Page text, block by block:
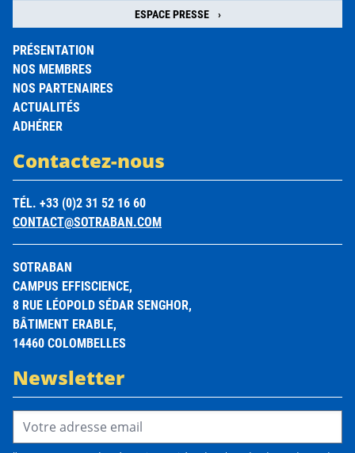
ESPACE PRESSE
PRÉSENTATION
NOS MEMBRES
NOS PARTENAIRES
ACTUALITÉS
ADHÉRER
Contactez-nous
TÉL. +33 (0)2 31 52 16 60
CONTACT@SOTRABAN.COM
SOTRABAN
CAMPUS EFFISCIENCE,
8 RUE LÉOPOLD SÉDAR SENGHOR,
BÂTIMENT ERABLE,
14460 COLOMBELLES
Newsletter
Email Address*